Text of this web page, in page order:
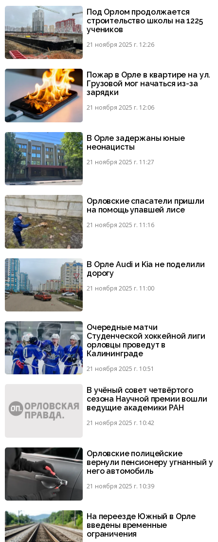
Под Орлом продолжается
строительство школы на 1225
учеников
21 ноября 2025 г. 12:26
Пожар в Орле в квартире на ул.
Грузовой мог начаться из-за
зарядки
21 ноября 2025 г. 12:06
В Орле задержаны юные
неонацисты
21 ноября 2025 г. 11:27
Орловские спасатели пришли
на помощь упавшей лисе
21 ноября 2025 г. 11:16
В Орле Audi и Kia не поделили
дорогу
21 ноября 2025 г. 11:00
Очередные матчи
Студенческой хоккейной лиги
орловцы проведут в
Калининграде
21 ноября 2025 г. 10:51
В учёный совет четвёртого
сезона Научной премии вошли
ведущие академики РАН
21 ноября 2025 г. 10:42
Орловские полицейские
вернули пенсионеру угнанный у
него автомобиль
21 ноября 2025 г. 10:39
На переезде Южный в Орле
введены временные
ограничения